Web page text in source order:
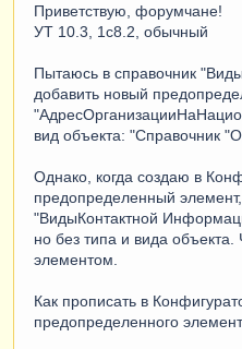
Приветствую, форумчане!
УТ 10.3, 1с8.2, обычный
Пытаюсь в справочник
добавить новый
вид объекта: "Справочник
Однако, когда создаю в
предопределенный
"ВидыКонтактной
но без типа и вида
элементом.
Как прописать в
предопределенного